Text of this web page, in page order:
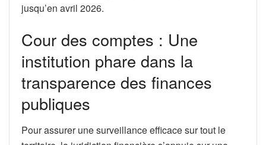
jusqu’en avril 2026.
Cour des comptes : Une
institution phare dans la
transparence des finances
publiques
Pour assurer une surveillance efficace sur tout le